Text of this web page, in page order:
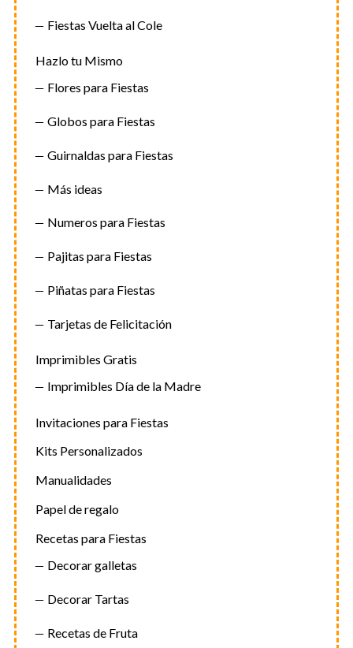
Fiestas Vuelta al Cole
Hazlo tu Mismo
Flores para Fiestas
Globos para Fiestas
Guirnaldas para Fiestas
Más ideas
Numeros para Fiestas
Pajitas para Fiestas
Piñatas para Fiestas
Tarjetas de Felicitación
Imprimibles Gratis
Imprimibles Día de la Madre
Invitaciones para Fiestas
Kits Personalizados
Manualidades
Papel de regalo
Recetas para Fiestas
Decorar galletas
Decorar Tartas
Recetas de Fruta